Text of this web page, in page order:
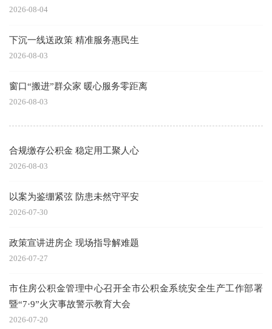
2026-08-04
下沉一线送政策 精准服务惠民生
2026-08-03
窗口“搬进”群众家 暖心服务零距离
2026-08-03
合规缴存公积金 稳定用工聚人心
2026-08-03
以案为鉴绷紧弦 防患未然守平安
2026-07-30
政策宣讲进房企 现场指导解难题
2026-07-27
市住房公积金管理中心召开全市公积金系统安全生产工作部署
暨“7·9”火灾事故警示教育大会
2026-07-20